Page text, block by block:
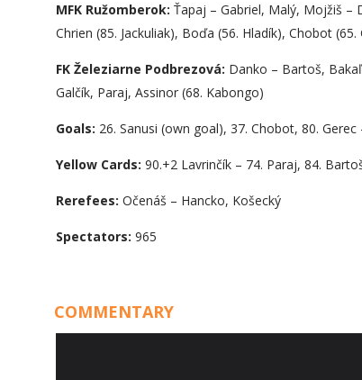
MFK Ružomberok: Ťapaj – Gabriel, Malý, Mojžiš –
Chrien (85. Jackuliak), Boďa (56. Hladík), Chobot (65.
FK Železiarne Podbrezová: Danko – Bartoš,
Galčík, Paraj, Assinor (68. Kabongo)
Goals: 26. Sanusi (own goal), 37. Chobot, 80. Gerec
Yellow Cards: 90.+2 Lavrinčík – 74. Paraj, 84.
Rerefees: Očenáš – Hancko, Košecký
Spectators: 965
COMMENTARY